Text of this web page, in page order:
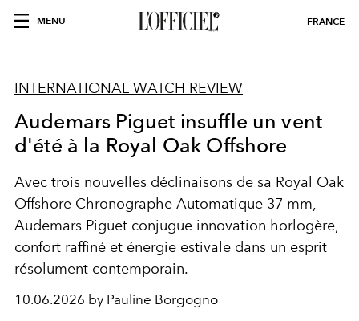
MENU FRANCE
INTERNATIONAL WATCH REVIEW
Audemars Piguet insuffle un vent
d'été à la Royal Oak Offshore
Avec trois nouvelles déclinaisons de sa Royal Oak
Offshore Chronographe Automatique 37 mm,
Audemars Piguet conjugue innovation horlogère,
confort raffiné et énergie estivale dans un esprit
résolument contemporain.
10.06.2026 by Pauline Borgogno